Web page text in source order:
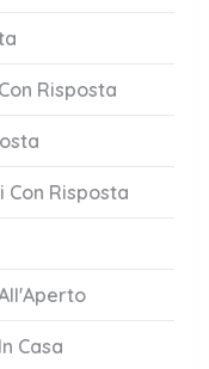
Risposta
Con Risposta
Casa